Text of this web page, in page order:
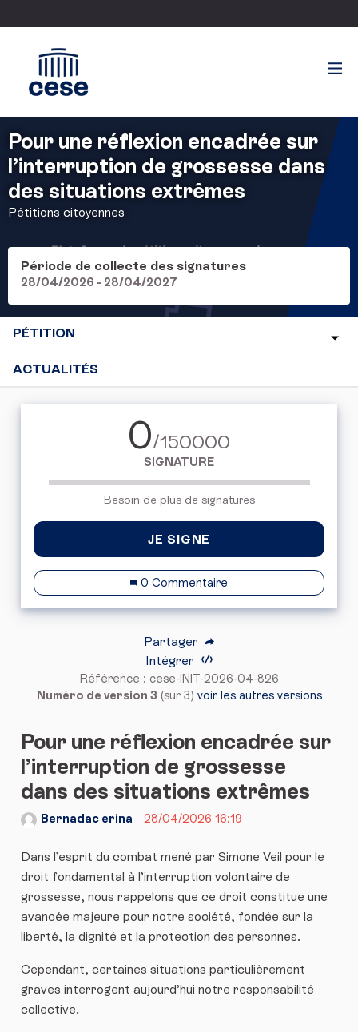
Pour une réflexion encadrée sur
l’interruption de grossesse dans
des situations extrêmes
Pétitions citoyennes
Période de collecte des signatures
28/04/2026 - 28/04/2027
PÉTITION
ACTUALITÉS
0/150000
SIGNATURE
Besoin de plus de signatures
JE SIGNE
0 Commentaire
Partager
Intégrer
Référence : cese-INIT-2026-04-826
Numéro de version 3 (sur 3) voir les autres versions
Pour une réflexion encadrée sur
l’interruption de grossesse
dans des situations extrêmes
Bernadac erina 28/04/2026 16:19
Dans l’esprit du combat mené par Simone Veil pour le
droit fondamental à l’interruption volontaire de
grossesse, nous rappelons que ce droit constitue une
avancée majeure pour notre société, fondée sur la
liberté, la dignité et la protection des personnes.
Cependant, certaines situations particulièrement
graves interrogent aujourd’hui notre responsabilité
collective.